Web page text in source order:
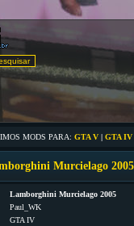
MODS PARA: GTA V| GTA IV
Murcielago 2005
Lamborghini Murcielago 2005
Paul_WK
GTA IV